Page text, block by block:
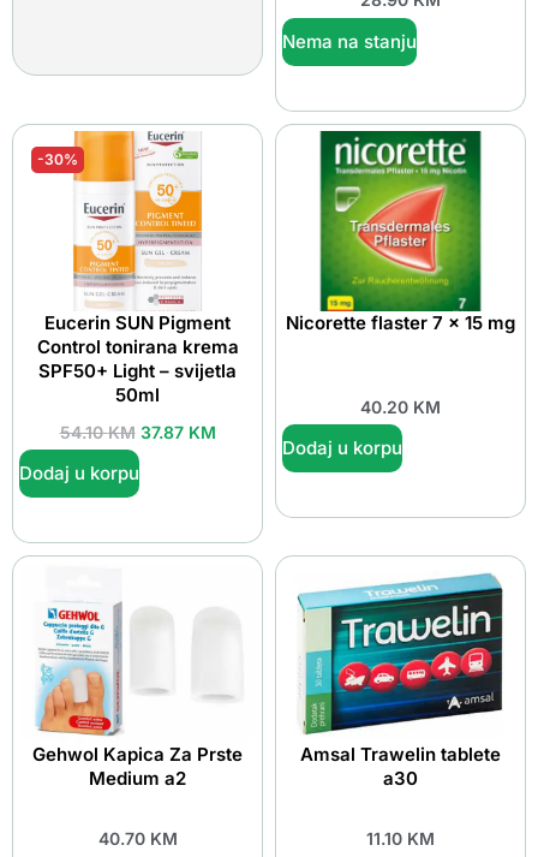
Nema na stanju
-30%
Eucerin SUN Pigment
Control tonirana krema
SPF50+ Light – svijetla
50ml
54.10KM 37.87 KM
Dodaj u korpu
Nicorette flaster 7 x 15 mg
40.20 KM
Dodaj u korpu
Gehwol Kapica Za Prste
Medium a2
40.70 KM
Amsal Trawelin tablete
a30
11.10 KM